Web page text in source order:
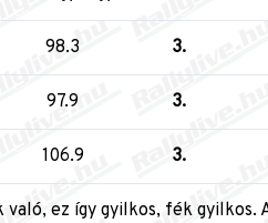
98.3 3.
97.9 3.
106.9 3.
ez így gyilkos, fék gyilkos.